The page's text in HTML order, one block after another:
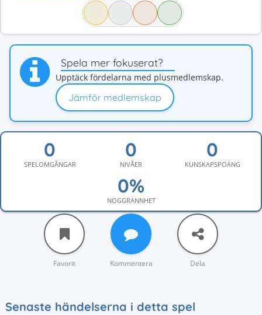
Spela mer fokuserat?
Upptäck fördelarna med plusmedlemskap.
Jämför medlemskap
SPELOMGÅNGAR NIVÅER KUNSKAPSPOÄNG
NOGGRANNHET
Favorit Kommentera Dela
Senaste händelserna i detta spel